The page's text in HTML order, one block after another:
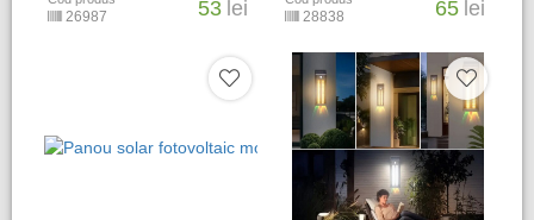
26987 53 lei 28838 65 lei